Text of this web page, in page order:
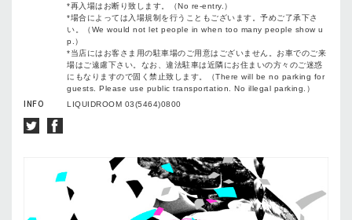
*再入場はお断り致します。（No re-entry.）
*場合によっては入場規制を行うこともございます。予めご了承下さ
い。（We would not let people in when too many people show u
p.）
*当店にはお客さま用の駐車場のご用意はございません。お車でのご来
場はご遠慮下さい。なお、違法駐車は近隣にお住まいの方々のご迷惑
にもなりますので固く禁止致します。（There will be no parking for
guests. Please use public transportation. No illegal parking.）
INFO
LIQUIDROOM 03(5464)0800